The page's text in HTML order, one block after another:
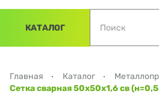
КАТАЛОГ
Главная Каталог
Сетка сварная 50х50х1,6 св